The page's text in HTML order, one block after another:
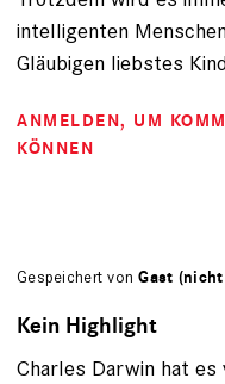
intelligenten
Gläubigen liebstes
ANMELDEN, UM
KÖNNEN
Gespeichert vonGast
Kein Highlight
Charles Darwin hat es